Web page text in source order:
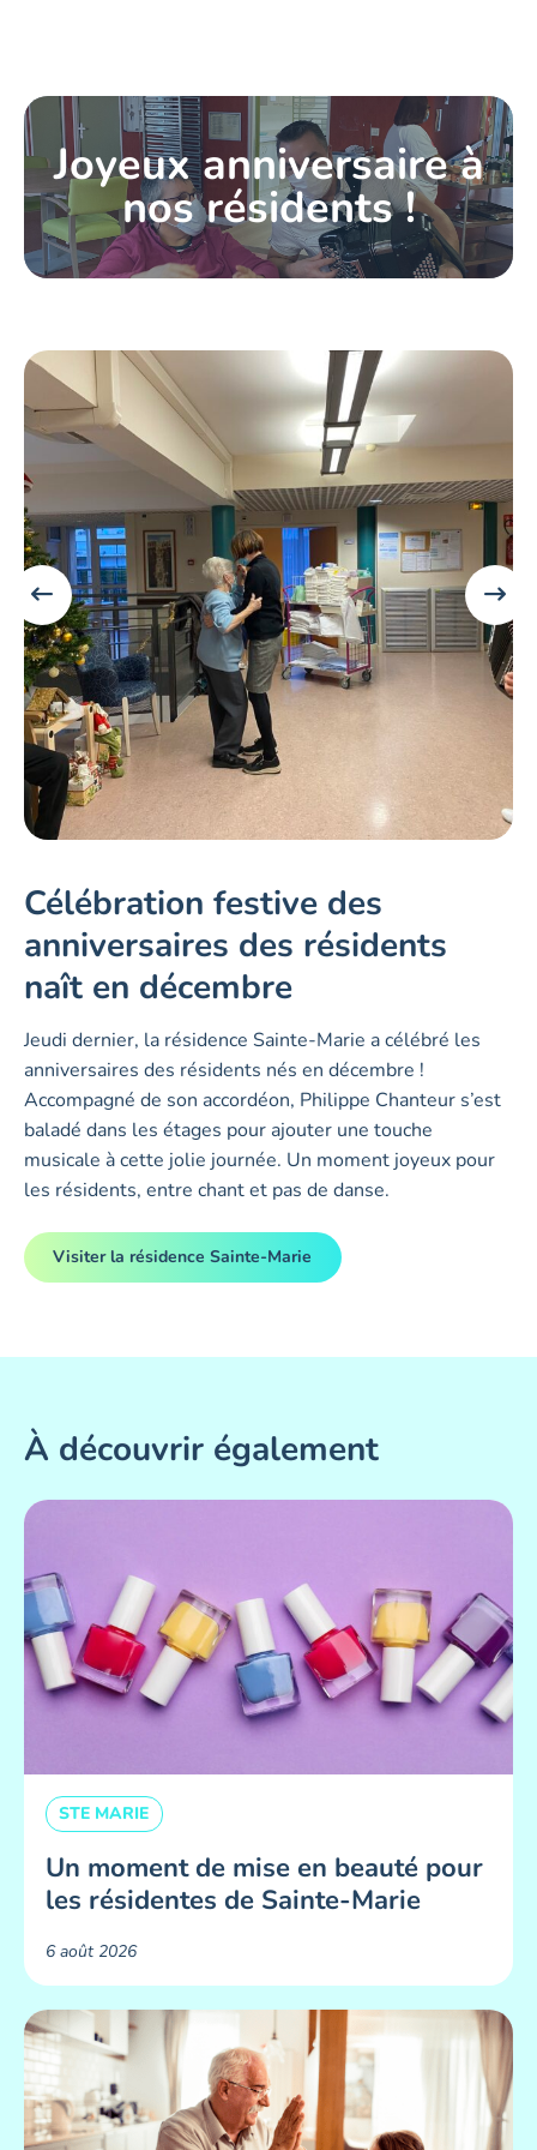
Joyeux anniversaire à
nos résidents !
Célébration festive des
anniversaires des résidents
naît en décembre
Jeudi dernier, la résidence Sainte-Marie a célébré les
anniversaires des résidents nés en décembre !
Accompagné de son accordéon, Philippe Chanteur s’est
baladé dans les étages pour ajouter une touche
musicale à cette jolie journée. Un moment joyeux pour
les résidents, entre chant et pas de danse.
Visiter la résidence Sainte-Marie
À découvrir également
STE MARIE
Un moment de mise en beauté pour
les résidentes de Sainte-Marie ​
6 août 2026